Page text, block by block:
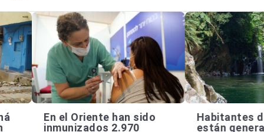
En el Oriente han sido
inmunizados 2.970
Habitantes de
están generando